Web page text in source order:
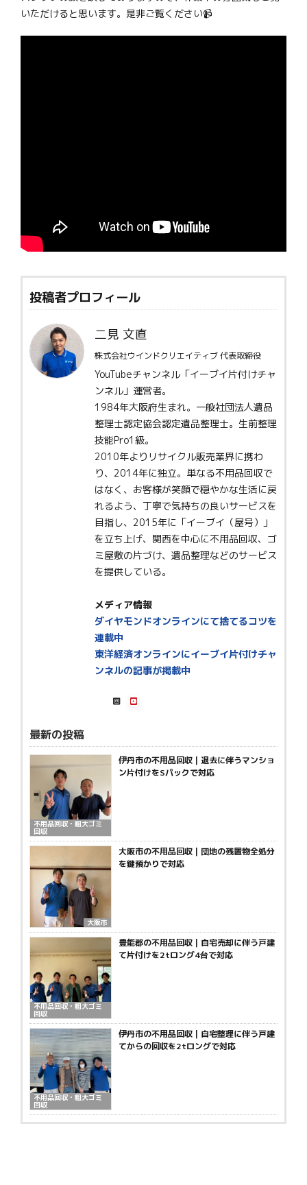
いただけると思います。是非ご覧ください📹
投稿者プロフィール
二見 文直
株式会社ウインドクリエイティブ 代表取締役
YouTubeチャンネル「イーブイ片付けチャ
ンネル」運営者。
1984年大阪府生まれ。一般社団法人遺品
整理士認定協会認定遺品整理士。生前整理
技能Pro1級。
2010年よりリサイクル販売業界に携わ
り、2014年に独立。単なる不用品回収で
はなく、お客様が笑顔で穏やかな生活に戻
れるよう、丁寧で気持ちの良いサービスを
目指し、2015年に「イーブイ（屋号）」
を立ち上げ、関西を中心に不用品回収、ゴ
ミ屋敷の片づけ、遺品整理などのサービス
を提供している。
メディア情報
ダイヤモンドオンラインにて捨てるコツを
連載中
東洋経済オンラインにイーブイ片付けチャ
ンネルの記事が掲載中
最新の投稿
不用品回収・粗大ゴミ
回収
伊丹市の不用品回収｜退去に伴うマンショ
ン片付けをSパックで対応
大阪市
大阪市の不用品回収｜団地の残置物全処分
を鍵預かりで対応
不用品回収・粗大ゴミ
回収
豊能郡の不用品回収｜自宅売却に伴う戸建
て片付けを2tロング4台で対応
不用品回収・粗大ゴミ
回収
伊丹市の不用品回収｜自宅整理に伴う戸建
てからの回収を2tロングで対応